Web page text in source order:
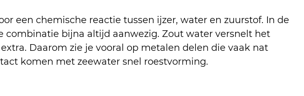
een chemische reactie tussen ijzer, water en zuurstof. In de
combinatie bijna altijd aanwezig. Zout water versnelt het
Daarom zie je vooral op metalen delen die vaak nat
komen met zeewater snel roestvorming.